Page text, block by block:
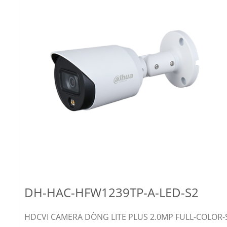
DH-HAC-HFW1239TP-A-LED-S2
HDCVI CAMERA DÒNG LITE PLUS 2.0MP FULL-COLOR-